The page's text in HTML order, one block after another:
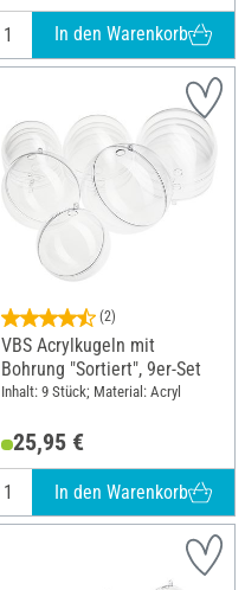
In den Warenkorb
(2)
VBS Acrylkugeln mit
Bohrung "Sortiert", 9er-Set
Inhalt: 9 Stück; Material: Acryl
25,95 €
In den Warenkorb